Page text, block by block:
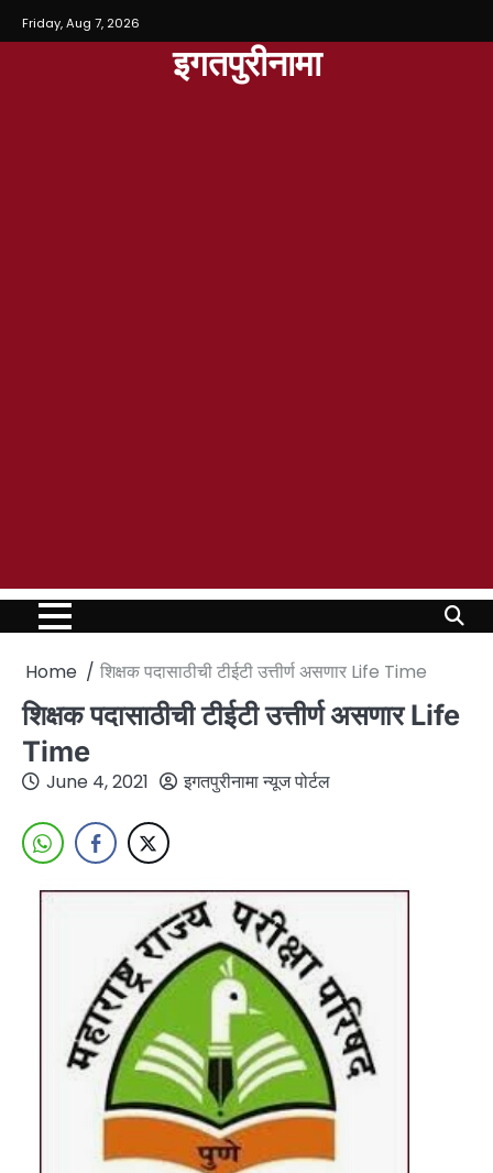
Friday, Aug 7, 2026
इगतपुरीनामा
Home शिक्षक पदासाठीची टीईटी उत्तीर्ण असणार Life Time
शिक्षक पदासाठीची टीईटी उत्तीर्ण असणार Life
Time
June 4, 2021 इगतपुरीनामा न्यूज पोर्टल